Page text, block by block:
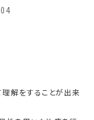
解をすることが出来